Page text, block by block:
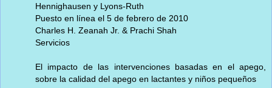
Hennighausen y Lyons-Ruth
Puesto en línea el 5 de febrero de 2010
Charles H. Zeanah Jr. & Prachi Shah
Servicios
El impacto de las intervenciones basadas en el apego,
sobre la calidad del apego en lactantes y niños pequeños